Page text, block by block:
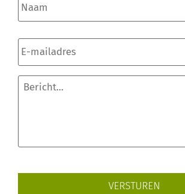
E-
mailadres *
Bericht...